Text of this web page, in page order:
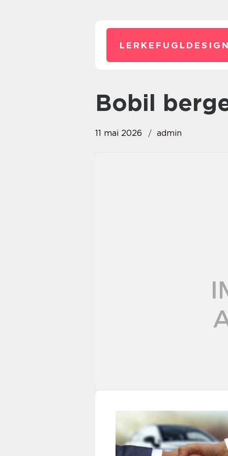
bobil
11 mai 2026 admin